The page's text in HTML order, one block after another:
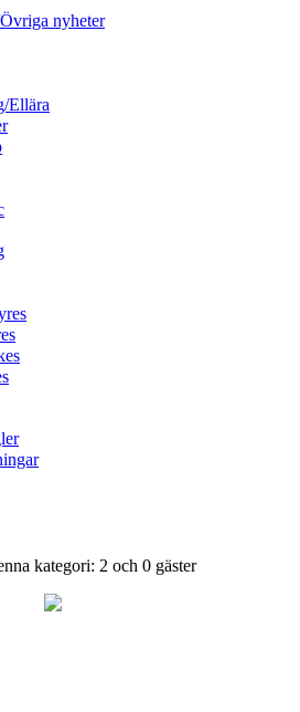
nyheter
Ellära
kategori: 2 och 0 gäster